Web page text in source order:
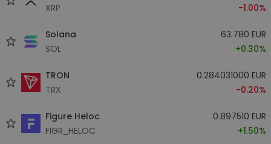
XRP
-1.00%
Solana
SOL
63.780 EUR
+0.30%
TRON
TRX
0.284031000 EUR
-0.20%
Figure Heloc
FIGR_HELOC
0.897510 EUR
+1.50%